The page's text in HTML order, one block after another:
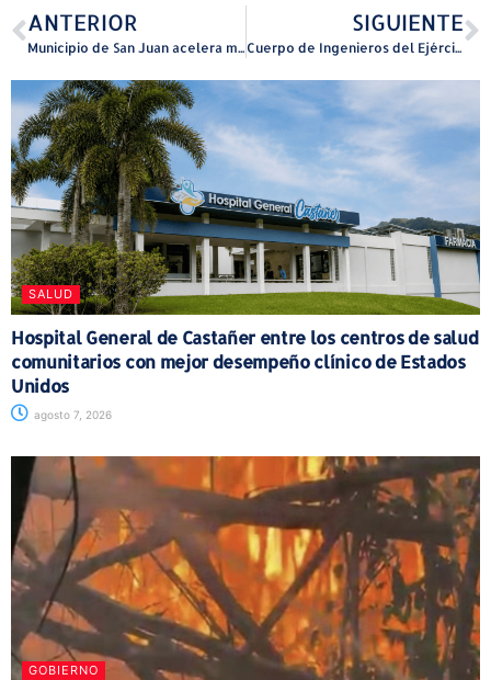
ANTERIOR
Municipio de San Juan acelera mejoras de vivienda con inversión millonaria y entrega de nuevos hogares rehabilitados
SIGUIENTE
Cuerpo de Ingenieros del Ejército concede permiso al Municipio de Loíza para mitigación costera en Parcelas Suárez.
SALUD
Hospital General de Castañer entre los centros de salud
comunitarios con mejor desempeño clínico de Estados
Unidos
agosto 7, 2026
GOBIERNO